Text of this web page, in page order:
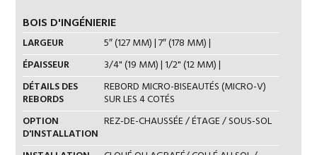
BOIS D'INGÉNIERIE
LARGEUR
5″ (127 MM) | 7″ (178 MM) |
ÉPAISSEUR
3/4" (19 MM) | 1/2" (12 MM) |
DÉTAILS DES
REBORDS
REBORD MICRO-BISEAUTÉS (MICRO-V)
SUR LES 4 COTÉS
OPTION
D'INSTALLATION
REZ-DE-CHAUSSÉE / ÉTAGE / SOUS-SOL